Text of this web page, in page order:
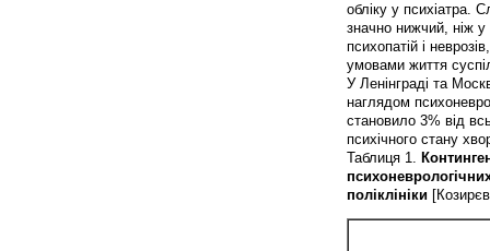
обліку у психіатра.
значно нижчий, ніж у
психопатій і
умовами життя
У Ленінграді та
наглядом
становило 3% від
психічного стану
Таблиця 1.
поліклініки